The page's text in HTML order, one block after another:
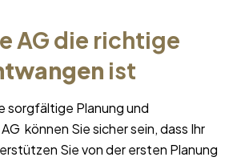
AG die richtige
ist
sorgfältige Planung und
können Sie sicher sein, dass Ihr
Sie von der ersten Planung